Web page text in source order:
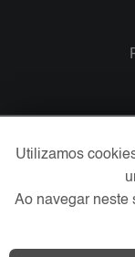
Utilizamos
Ao navegar neste